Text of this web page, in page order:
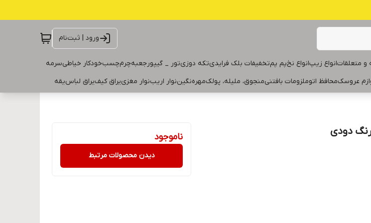
ورود | ثبت‌نام
و متعلقاتانواع زیپانواع نخپم پمتخفیفات بلک فرایدیتکه دوزیتور _ گیپورجعبهچرمچسبخودکار خیاطیسرمه
عروسکمحافظ اتوملزومات بافتنیمنجوق، ملیله، پولکمهرهنگیننوار اریبنوار مغزییراق کیفیراق لباسیقه
دودی ناموجود
دیدن محصولات مرتبط